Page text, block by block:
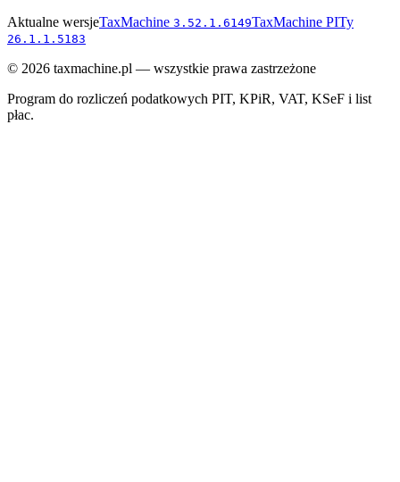
Aktualne wersjeTaxMachine 3.52.1.6149TaxMachine PITy
26.1.1.5183
© 2026 taxmachine.pl — wszystkie prawa zastrzeżone
Program do rozliczeń podatkowych PIT, KPiR, VAT, KSeF i list
płac.